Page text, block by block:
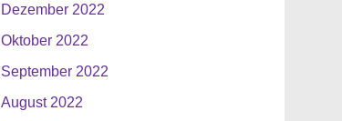
Dezember 2022
Oktober 2022
September 2022
August 2022